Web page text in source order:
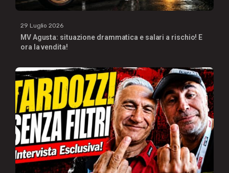
29 Luglio 2026
MV Agusta: situazione drammatica e salari a rischio! E
ora la vendita!